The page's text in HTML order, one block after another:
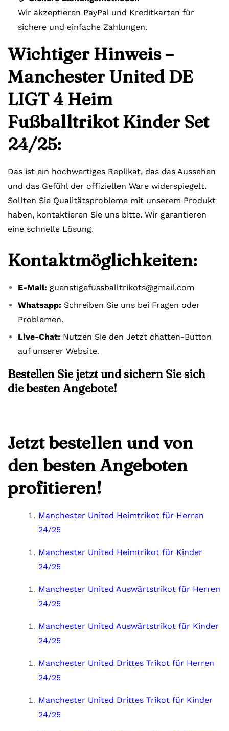
Wir akzeptieren PayPal und Kreditkarten für
sichere und einfache Zahlungen.
Wichtiger Hinweis –
Manchester United DE
LIGT 4 Heim
Fußballtrikot Kinder Set
24/25:
Das ist ein hochwertiges Replikat, das das Aussehen
und das Gefühl der offiziellen Ware widerspiegelt.
Sollten Sie Qualitätsprobleme mit unserem Produkt
haben, kontaktieren Sie uns bitte. Wir garantieren
eine schnelle Lösung.
Kontaktmöglichkeiten:
E-Mail: guenstigefussballtrikots@gmail.com
Whatsapp: Schreiben Sie uns bei Fragen oder
Problemen.
Live-Chat: Nutzen Sie den Jetzt chatten-Button
auf unserer Website.
Bestellen Sie jetzt und sichern Sie sich
die besten Angebote!
Jetzt bestellen und von
den besten Angeboten
profitieren!
Manchester United Heimtrikot für Herren
24/25
Manchester United Heimtrikot für Kinder
24/25
Manchester United Auswärtstrikot für Herren
24/25
Manchester United Auswärtstrikot für Kinder
24/25
Manchester United Drittes Trikot für Herren
24/25
Manchester United Drittes Trikot für Kinder
24/25